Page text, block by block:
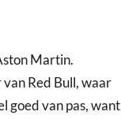
Martin.
Red Bull, waar
goed van pas, want